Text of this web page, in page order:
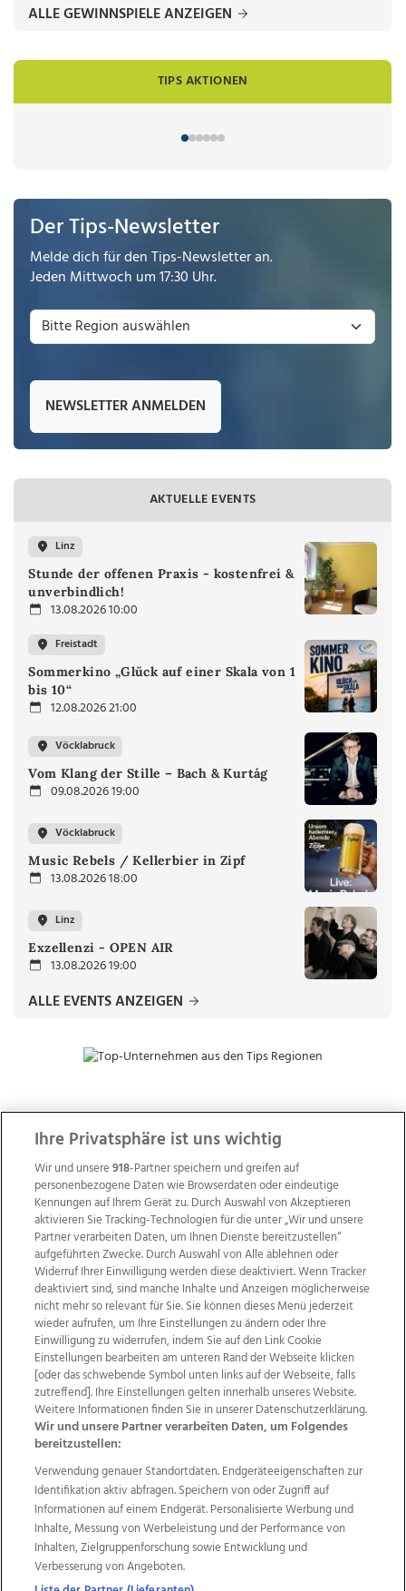
ALLE GEWINNSPIELE ANZEIGEN
TIPS AKTIONEN
Der Tips-Newsletter
Melde dich für den Tips-Newsletter an.
Jeden Mittwoch um 17:30 Uhr.
NEWSLETTER ANMELDEN
AKTUELLE EVENTS
Linz
Stunde der offenen Praxis - kostenfrei &
unverbindlich!
13.08.2026 10:00
Freistadt
Sommerkino „Glück auf einer Skala von 1
bis 10“
12.08.2026 21:00
Vöcklabruck
Vom Klang der Stille – Bach & Kurtág
09.08.2026 19:00
Vöcklabruck
Music Rebels / Kellerbier in Zipf
13.08.2026 18:00
Linz
Exzellenzi - OPEN AIR
13.08.2026 19:00
ALLE EVENTS ANZEIGEN
ZUR NACHRICHTENÜBERSICHT
Wir über uns Mediadaten Kontakt
Jobs
Datenschutz
Impressum
AGB Anzeigekunden
AGB Website
Ehrenkodex Politische Werbung
Weitere Angebote des Medienhauses Wimmer
TV1 di-mog-i.at OÖNow
Ischler Woche
Life Radio
OÖNachrichten
OÖN Immobilien
OÖN Karriere
OÖN Reise
Promenaden Galerien
Regionaljobs
wasistlos.at
Ihre Privatsphäre ist uns wichtig
Wir und unsere918-Partner speichern und greifen auf
personenbezogene Daten wie Browserdaten oder eindeutige
Kennungen auf Ihrem Gerät zu. Durch Auswahl von Akzeptieren
aktivieren Sie Tracking-Technologien für die unter „Wir und unsere
Partner verarbeiten Daten, um Ihnen Dienste bereitzustellen“
aufgeführten Zwecke. Durch Auswahl von Alle ablehnen oder
Widerruf Ihrer Einwilligung werden diese deaktiviert. Wenn Tracker
deaktiviert sind, sind manche Inhalte und Anzeigen möglicherweise
nicht mehr so relevant für Sie. Sie können dieses Menü jederzeit
wieder aufrufen, um Ihre Einstellungen zu ändern oder Ihre
Einwilligung zu widerrufen, indem Sie auf den Link Cookie
Einstellungen bearbeiten am unteren Rand der Webseite klicken
[oder das schwebende Symbol unten links auf der Webseite, falls
zutreffend]. Ihre Einstellungen gelten innerhalb unseres Website.
Weitere Informationen finden Sie in unserer Datenschutzerklärung.
Wir und unsere Partner verarbeiten Daten, um Folgendes
bereitzustellen:
Verwendung genauer Standortdaten. Endgeräteeigenschaften zur
Identifikation aktiv abfragen. Speichern von oder Zugriff auf
Informationen auf einem Endgerät. Personalisierte Werbung und
Inhalte, Messung von Werbeleistung und der Performance von
Inhalten, Zielgruppenforschung sowie Entwicklung und
Verbesserung von Angeboten.